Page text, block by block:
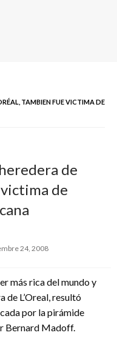
TAMBIEN FUE VICTIMA DE
de
de
24, 2008
más rica del mundo y
de L’Oreal, resultó
por la pirámide
Bernard Madoff.